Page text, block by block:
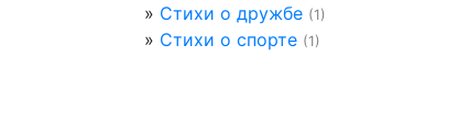
» Стихи о дружбе (1)
» Стихи о спорте (1)